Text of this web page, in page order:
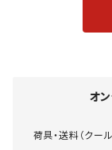
オ
荷具・送料（クー